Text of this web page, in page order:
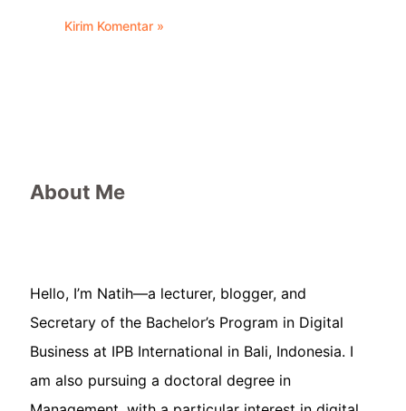
About Me
Hello, I’m Natih—a lecturer, blogger, and
Secretary of the Bachelor’s Program in Digital
Business at IPB International in Bali, Indonesia. I
am also pursuing a doctoral degree in